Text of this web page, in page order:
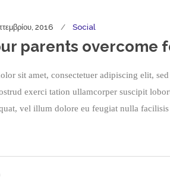
2016 Social
parents overcome
sit amet, consectetuer adipiscing elit,
exerci tation ullamcorper suscipit
vel illum dolore eu feugiat nulla